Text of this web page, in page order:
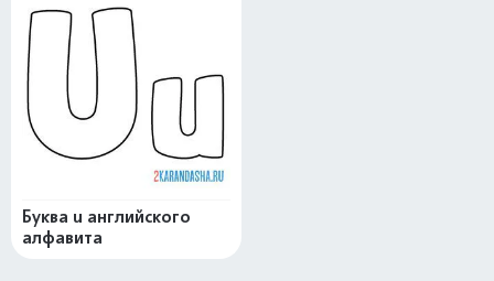
Буква u английского
алфавита